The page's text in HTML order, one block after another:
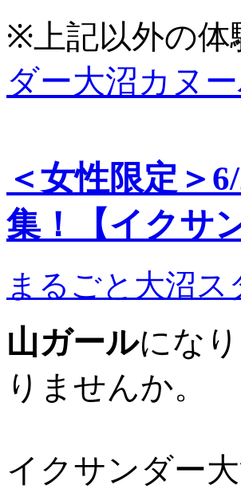
※上記以外の
ダー大沼カヌ
＜女性限定＞
集！【イクサ
まるごと大沼ス
山ガールにな
りませんか。
イクサンダー